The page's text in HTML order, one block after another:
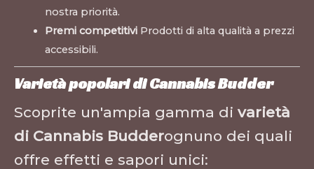
nostra priorità.
Premi competitiviProdotti di alta qualità a prezzi
accessibili.
Varietà popolari di Cannabis Budder
Scoprite un'ampia gamma di varietà
di Cannabis Budderognuno dei quali
offre effetti e sapori unici: